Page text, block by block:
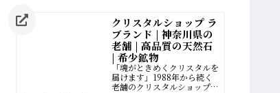
クリスタルショップ ラ
ブランド | 神奈川県の
老舗 | 高品質の天然石
| 希少鉱物
「魂がときめくクリスタルを
届けます」1988年から続く
老舗のクリスタルショップ。